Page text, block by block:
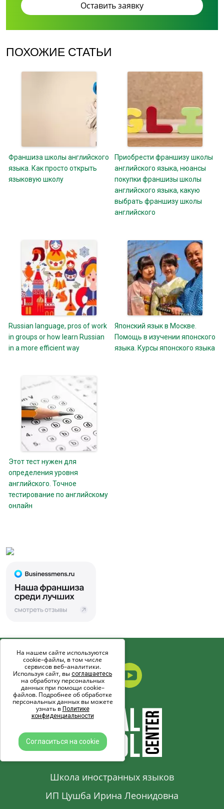
ПОХОЖИЕ СТАТЬИ
Франшиза школы английского
языка. Как просто открыть
языковую школу
Приобрести франшизу школы
английского языка, нюансы
покупки франшизы школы
английского языка, какую
выбрать франшизу школы
английского
Russian language, pros of work
in groups or how learn Russian
in a more efficient way
Японский язык в Москве.
Помощь в изучении японского
языка. Курсы японского языка
Этот тест нужен для
определения уровня
английского. Точное
тестирование по английскому
онлайн
Школа иностранных языков
ИП Цушба Ирина Леонидовна
На нашем сайте используются
cookie–файлы, в том числе
сервисов веб–аналитики.
Используя сайт, вы соглашаетесь
на обработку персональных
данных при помощи cookie–
файлов. Подробнее об обработке
персональных данных вы можете
узнать в Политике
конфиденциальности
Согласиться на cookie